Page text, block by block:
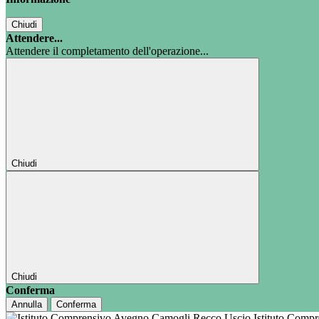
Chiudi
Attendere...
Attendere il completamento dell'operazione...
Chiudi
Chiudi
Conferma
Annulla Conferma